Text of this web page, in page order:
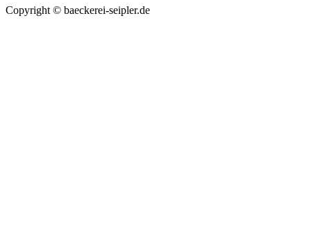
Copyright © baeckerei-seipler.de